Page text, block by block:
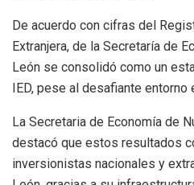
De acuerdo con cifras del
Extranjera, de la Secretaría de
León se consolidó como un
IED, pese al desafiante entorno
La Secretaria de Economía de
destacó que estos resultados
inversionistas nacionales y